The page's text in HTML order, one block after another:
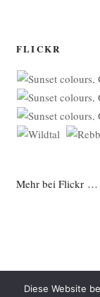
FLICKR
Mehr bei Flickr …
Diese Website